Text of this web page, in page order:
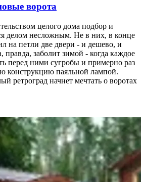
ворота
целого дома подбор и
делом несложным. Не в них, в конце
на петли две двери - и дешево, и
правда, заболит зимой - когда каждое
перед ними сугробы и примерно раз
конструкцию паяльной лампой.
ретроград начнет мечтать о воротах